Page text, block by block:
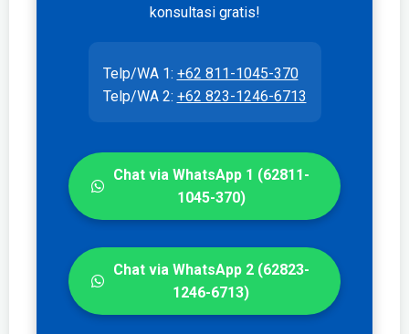
konsultasi gratis!
Telp/WA 1: +62 811-1045-370
Telp/WA 2: +62 823-1246-6713
Chat via WhatsApp 1 (62811-
1045-370)
Chat via WhatsApp 2 (62823-
1246-6713)